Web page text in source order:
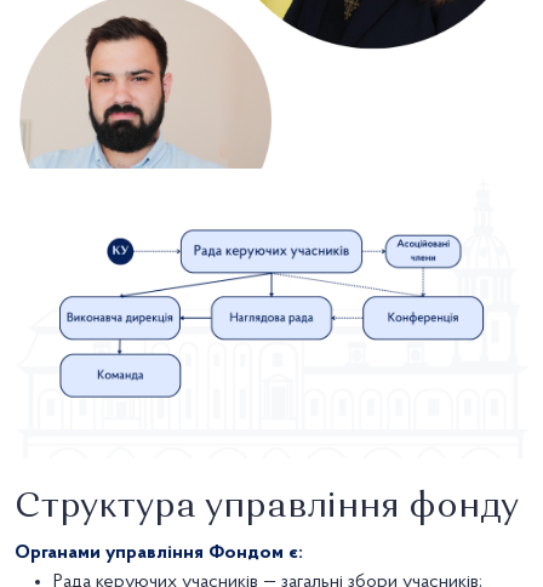
Структура управління фонду
Органами управління Фондом є:
Рада керуючих учасників — загальні збори учасників;